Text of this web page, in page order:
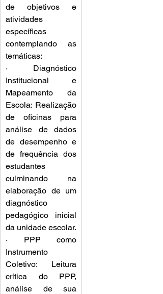
de objetivos e
atividades
específicas
contemplando as
temáticas:
· Diagnóstico
Institucional e
Mapeamento da
Escola: Realização
de oficinas para
análise de dados
de desempenho e
de frequência dos
estudantes
culminando na
elaboração de um
diagnóstico
pedagógico inicial
da unidade escolar.
· PPP como
Instrumento
Coletivo: Leitura
crítica do PPP,
análise de sua